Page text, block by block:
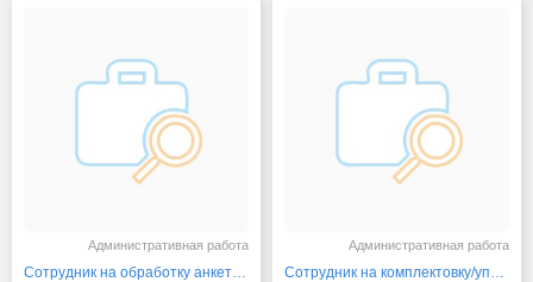
Административная работа
Сотрудник на обработку анкетных данных
Административная работа
Сотрудник на комплектовку/упаковку